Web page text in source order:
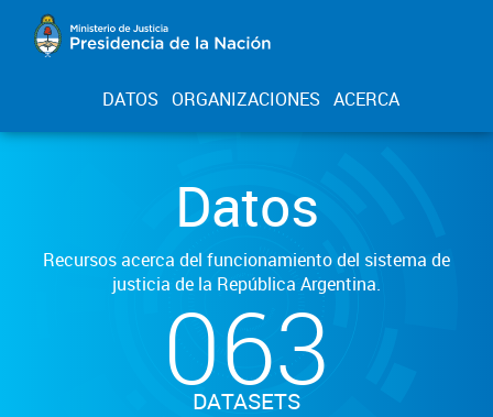
DATOS ORGANIZACIONES ACERCA
Datos
Recursos acerca del funcionamiento del sistema de
justicia de la República Argentina.
063
DATASETS